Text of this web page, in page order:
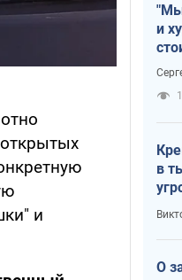
и
и
в
О